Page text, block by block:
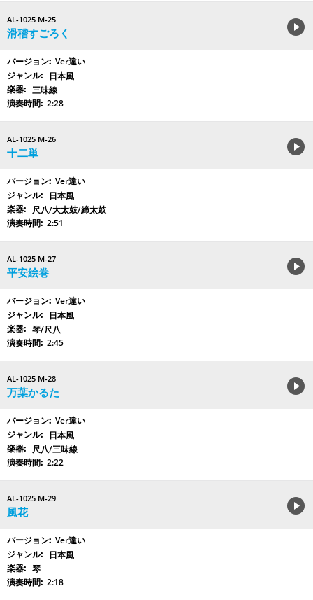
AL-1025 M-25
滑稽すごろく
Ver違い
日本風
三味線
2:28
AL-1025 M-26
十二単
Ver違い
日本風
尺八/大太鼓/締太鼓
2:51
AL-1025 M-27
平安絵巻
Ver違い
日本風
琴/尺八
2:45
AL-1025 M-28
万葉かるた
Ver違い
日本風
尺八/三味線
2:22
AL-1025 M-29
風花
Ver違い
日本風
琴
2:18